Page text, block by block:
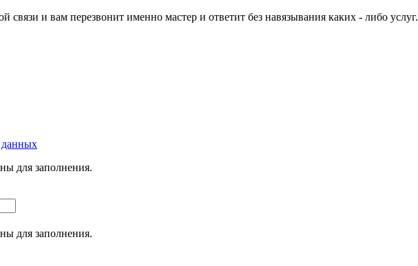
связи и вам перезвонит именно мастер и ответит без навязывания каких - либо услуг.
данных
для заполнения.
для заполнения.